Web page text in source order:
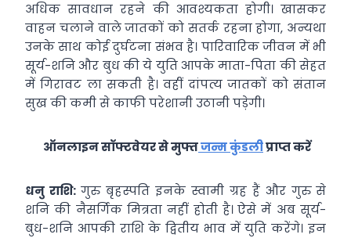
अधिक सावधान रहने की आवश्यकता होगी। खासकर
वाहन चलाने वाले जातकों को सतर्क रहना होगा, अन्यथा
उनके साथ कोई दुर्घटना संभव है। पारिवारिक जीवन में भी
सूर्य-शनि और बुध की ये युति आपके माता-पिता की सेहत
में गिरावट ला सकती है। वहीं दांपत्य जातकों को संतान
सुख की कमी से काफी परेशानी उठानी पड़ेगी।
ऑनलाइन सॉफ्टवेयर से मुफ्तजन्म कुंडलीप्राप्त करें
धनु राशि: गुरु बृहस्पति इनके स्वामी ग्रह हैं और गुरु से
शनि की नैसर्गिक मित्रता नहीं होती है। ऐसे में अब सूर्य-
बुध-शनि आपकी राशि के द्वितीय भाव में युति करेंगे। इन